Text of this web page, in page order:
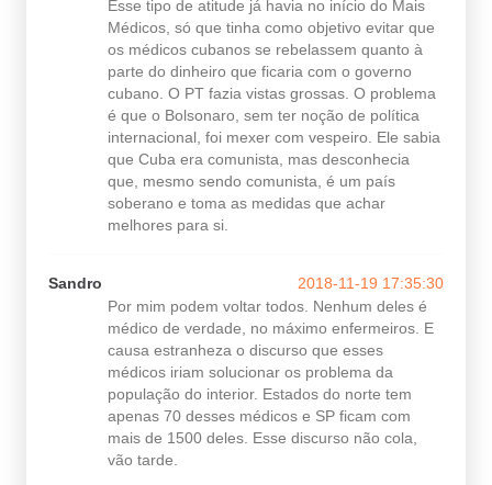
Esse tipo de atitude já havia no início do Mais
Médicos, só que tinha como objetivo evitar que
os médicos cubanos se rebelassem quanto à
parte do dinheiro que ficaria com o governo
cubano. O PT fazia vistas grossas. O problema
é que o Bolsonaro, sem ter noção de política
internacional, foi mexer com vespeiro. Ele sabia
que Cuba era comunista, mas desconhecia
que, mesmo sendo comunista, é um país
soberano e toma as medidas que achar
melhores para si.
Sandro
2018-11-19 17:35:30
Por mim podem voltar todos. Nenhum deles é
médico de verdade, no máximo enfermeiros. E
causa estranheza o discurso que esses
médicos iriam solucionar os problema da
população do interior. Estados do norte tem
apenas 70 desses médicos e SP ficam com
mais de 1500 deles. Esse discurso não cola,
vão tarde.